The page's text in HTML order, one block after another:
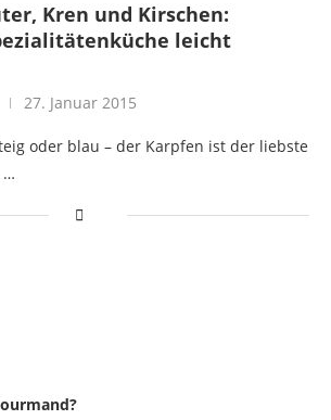
Kren und Kirschen:
leicht
27. Januar 2015
oder blau – der Karpfen ist der liebste
…